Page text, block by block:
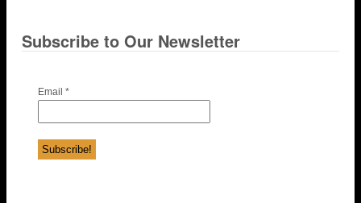
Subscribe to Our Newsletter
Email *